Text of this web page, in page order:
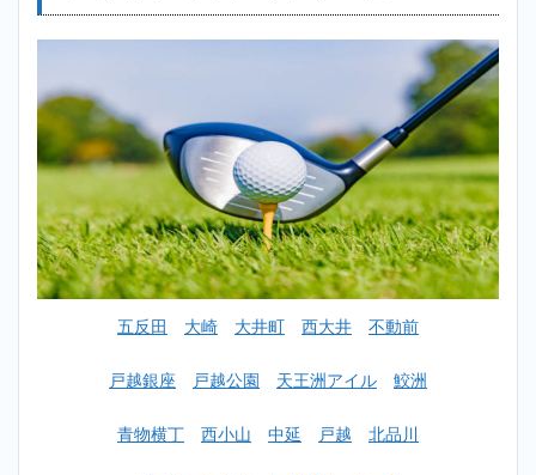
キン
グ一
覧
2
【初心
者女性
OK】
ゴルフ
ルおす
すめラ
グ
五反田 大崎 大井町 西大井 不動前
戸越銀座 戸越公園 天王洲アイル 鮫洲
青物横丁 西小山 中延 戸越 北品川